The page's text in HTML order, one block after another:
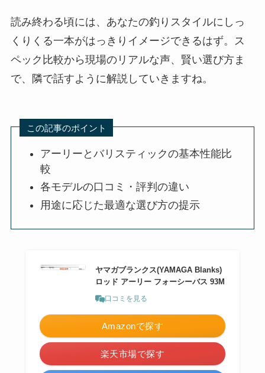
読み終わる頃には、あなたの釣りスタイルにしっ
くりくる一本がはっきりイメージできるはず。ス
ペック比較から現場のリアルな声、賢い選び方ま
で、隣で話すように解説していきますね。
この記事のポイント
アーリーとバリスティックの基本性能比
較
各モデルの口コミ・評判の違い
用途に応じた最適な選び方の提示
ヤマガブランクス(YAMAGA Blanks)
ロッド アーリー フォーシーバス 93M
口コミを見る
Amazonで探す
楽天市場で探す